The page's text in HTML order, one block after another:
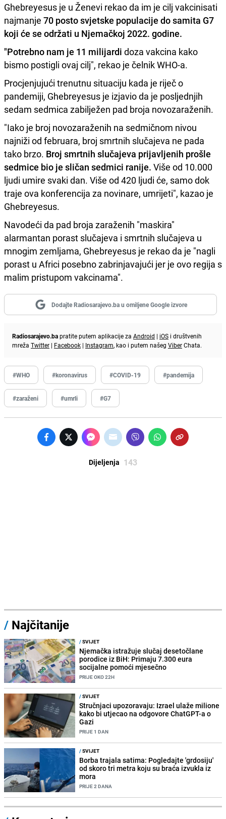
Ghebreyesus je u Ženevi rekao da im je cilj vakcinisati
najmanje 70 posto svjetske populacije do samita G7
koji će se održati u Njemačkoj 2022. godine.
"Potrebno nam je 11 milijardi doza vakcina kako
bismo postigli ovaj cilj", rekao je čelnik WHO-a.
Procjenjujući trenutnu situaciju kada je riječ o
pandemiji, Ghebreyesus je izjavio da je posljednjih
sedam sedmica zabilježen pad broja novozaraženih.
"Iako je broj novozaraženih na sedmičnom nivou
najniži od februara, broj smrtnih slučajeva ne pada
tako brzo. Broj smrtnih slučajeva prijavljenih prošle
sedmice bio je sličan sedmici ranije. Više od 10.000
ljudi umire svaki dan. Više od 420 ljudi će, samo dok
traje ova konferencija za novinare, umrijeti", kazao je
Ghebreyesus.
Navodeći da pad broja zaraženih "maskira"
alarmantan porast slučajeva i smrtnih slučajeva u
mnogim zemljama, Ghebreyesus je rekao da je "nagli
porast u Africi posebno zabrinjavajući jer je ovo regija s
malim pristupom vakcinama".
Dodajte Radiosarajevo.ba u omiljene Google izvore
Radiosarajevo.bapratite putem aplikacije za Android | iOS i društvenih
mreža Twitter | Facebook | Instagram, kao i putem našeg ViberChata.
#WHO #koronavirus #COVID-19 #pandemija
#zaraženi #umrli #G7
Dijeljenja 143
/ Najčitanije
/SVIJET
Njemačka istražuje slučaj desetočlane
porodice iz BiH: Primaju 7.300 eura
socijalne pomoći mjesečno
PRIJE OKO 22H
/SVIJET
Stručnjaci upozoravaju: Izrael ulaže milione
kako bi utjecao na odgovore ChatGPT-a o
Gazi
PRIJE 1 DAN
/SVIJET
Borba trajala satima: Pogledajte 'grdosiju'
od skoro tri metra koju su braća izvukla iz
mora
PRIJE 2 DANA